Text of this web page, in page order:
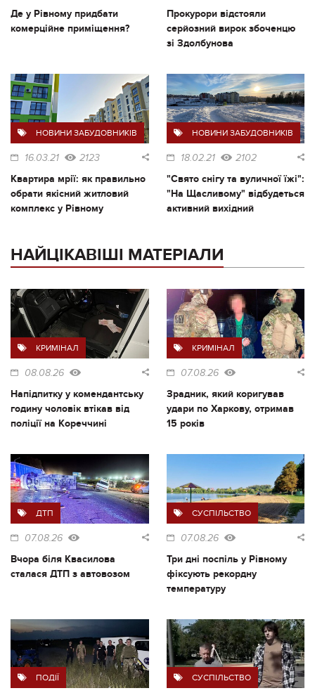
Де у Рівному придбати
комерційне приміщення?
Прокурори відстояли
серйозний вирок збоченцю
зі Здолбунова
НОВИНИ ЗАБУДОВНИКІВ
16.03.21 2123
Квартира мрії: як правильно
обрати якісний житловий
комплекс у Рівному
НОВИНИ ЗАБУДОВНИКІВ
18.02.21 2102
"Свято снігу та вуличної їжі":
"На Щасливому" відбудеться
активний вихідний
НАЙЦІКАВІШІ МАТЕРІАЛИ
КРИМІНАЛ
08.08.26
Напідпитку у комендантську
годину чоловік втікав від
поліції на Кореччині
КРИМІНАЛ
07.08.26
Зрадник, який коригував
удари по Харкову, отримав
15 років
ДТП
07.08.26
Вчора біля Квасилова
сталася ДТП з автовозом
СУСПІЛЬСТВО
07.08.26
Три дні поспіль у Рівному
фіксують рекордну
температуру
ПОДІЇ СУСПІЛЬСТВО